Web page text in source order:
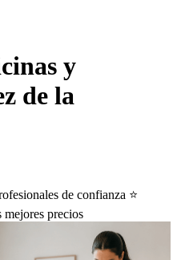
y
de la
de confianza ⭐️
mejores precios